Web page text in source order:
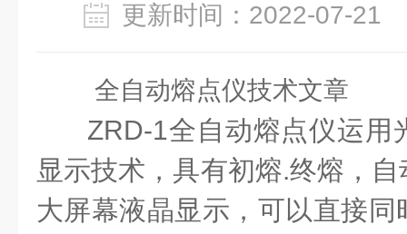
更新时间：2022-07-
全自动熔点仪技术文章
ZRD-1全自动熔点仪运用
显示技术，具有初熔.终熔， 自
大屏幕液晶显示，可以直接